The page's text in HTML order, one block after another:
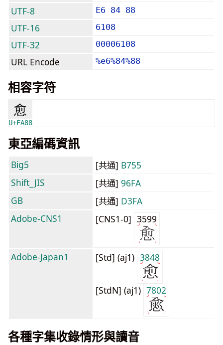
UTF-8 E6 84 88
UTF-16 6108
UTF-32 00006108
URL Encode %e6%84%88
相容字符
愈
U+FA88
東亞編碼資訊
Big5 [共通] B755
Shift_JIS
[共通] 96FA
GB
[共通] D3FA
Adobe-CNS1
[CNS1-0] 3599
Adobe-Japan1 [Std] (aj1) 3848
[StdN] (aj1) 7802
各種字集收錄情形與讀音